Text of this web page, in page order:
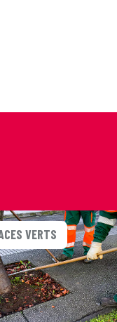
VERTS